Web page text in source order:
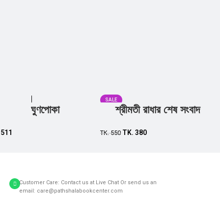
Add to cart
ঘুণপোকা
511
SALE
শ্রীমতী রাধার শেষ সংবাদ
TK.550 TK. 380
Customer Care: Contact us at Live Chat Or send us an
email: care@pathshalabookcenter.com